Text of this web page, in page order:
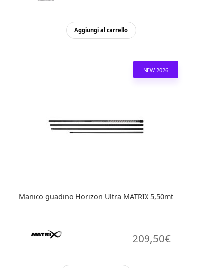
Aggiungi al carrello
NEW 2026
Manico guadino Horizon Ultra MATRIX 5,50mt
209,50€